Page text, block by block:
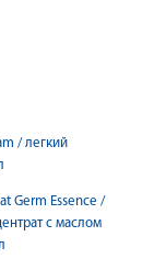
/ легкий
Germ Essence /
с маслом